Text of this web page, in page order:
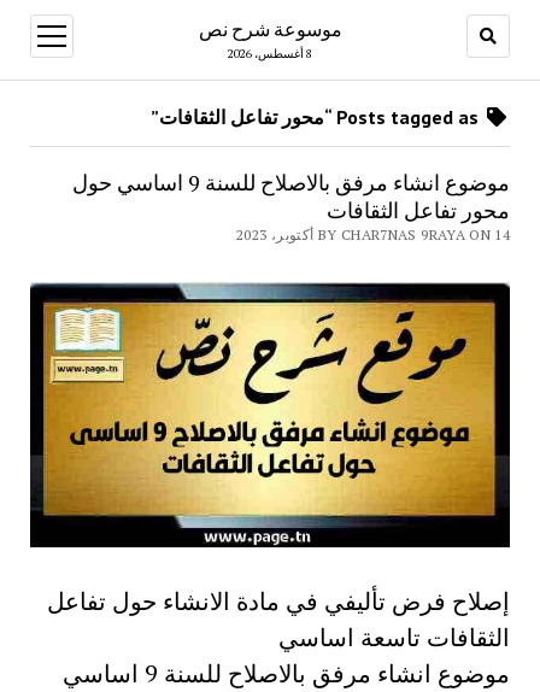
موسوعة شرح نص
8 أغسطس، 2026
open
menu
موضوع انشاء مرفق بالاصلاح للسنة 9 اساسي حول
محور تفاعل الثقافات
BY CHAR7NAS 9RAYA ON 14 أكتوبر، 2023
إصلاح فرض تأليفي في مادة الانشاء حول تفاعل
الثقافات تاسعة اساسي
موضوع انشاء مرفق بالاصلاح للسنة 9 اساسي